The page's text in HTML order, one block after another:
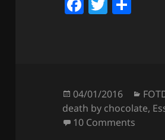
o
o
Posted
on
04/01/2016
death by chocolate,
10 Comments